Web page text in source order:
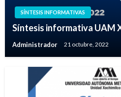
SÍNTESIS INFORMATIVAS
Síntesis informativa UAM
Administrador 21 octubre, 2022